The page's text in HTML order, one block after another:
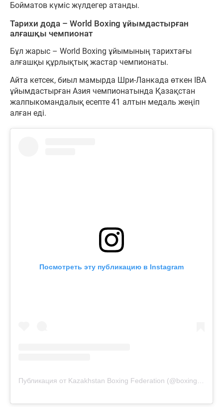
Бойматов күміс жүлдегер атанды.
Тарихи дода – World Boxing ұйымдастырған
алғашқы чемпионат
Бұл жарыс – World Boxing ұйымының тарихтағы
алғашқы құрлықтық жастар чемпионаты.
Айта кетсек, биыл мамырда Шри-Ланкада өткен IBA
ұйымдастырған Азия чемпионатында Қазақстан
жалпыкомандалық есепте 41 алтын медаль жеңіп
алған еді.
Посмотреть эту публикацию в Instagram